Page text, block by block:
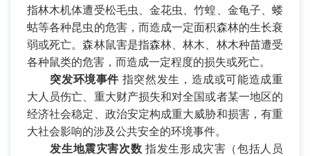
指林木机体遭受松毛虫、金花虫、竹蝗、金龟子、蝼
蛄等各种昆虫的危害，而造成一定面积森林的生长衰
弱或死亡。森林鼠害是指森林、林木、林木种苗遭受
各种鼠类的危害，而造成一定程度的损失或死亡。
突发环境事件 指突然发生，造成或可能造成重
大人员伤亡、重大财产损失和对全国或者某一地区的
经济社会稳定、政治安定构成重大威胁和损害，有重
大社会影响的涉及公共安全的环境事件。
发生地震灾害次数 指发生形成灾害（包括人员